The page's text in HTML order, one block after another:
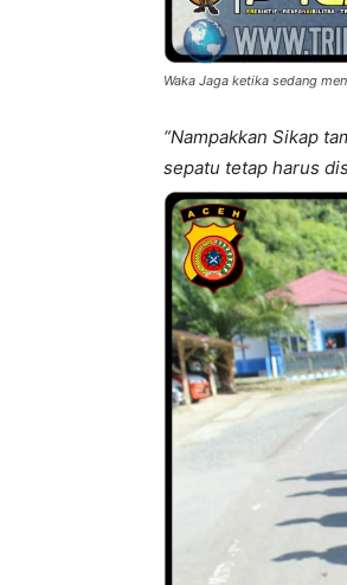
Waka Jaga ketika sedang
“Nampakkan Sikap
sepatu tetap harus